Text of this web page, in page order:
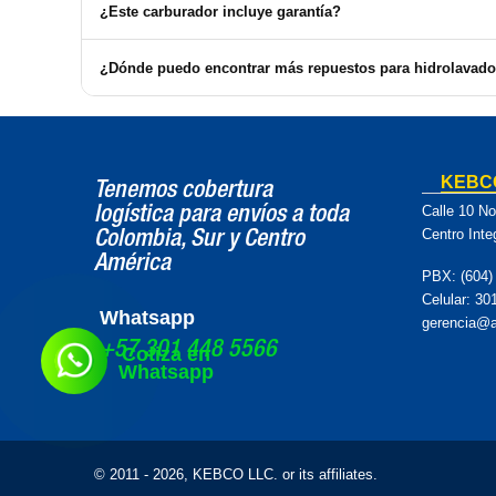
Cotiza en
Whatsapp
Para solicitar el servicio de instalación, debe comunicarse
¿Este carburador incluye garantía?
Sí, el carburador incluye una garantía limitada. Para más
¿Dónde puedo encontrar más repuestos para
En Almacén del Pintor ofrecemos un amplio surtido de
Tenemos cobertura
logística para envíos a toda
Colombia, Sur y Centro
América
Whatsapp
+57 301 448 5566
Calle 10
Centro
PBX:
Celular:
© 2011 - 2026, KEBCO LLC. or its affiliates.